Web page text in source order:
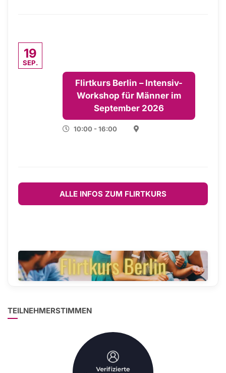
19
SEP.
Flirtkurs Berlin – Intensiv-
Workshop für Männer im
September 2026
10:00 - 16:00
ALLE INFOS ZUM FLIRTKURS
TEILNEHMERSTIMMEN